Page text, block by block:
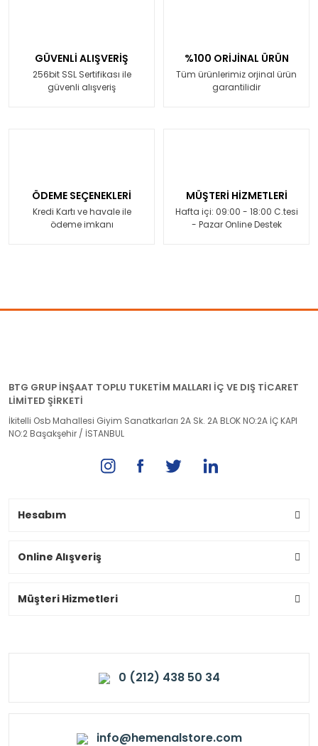
GÜVENLİ ALIŞVERİŞ
256bit SSL Sertifikası ile
güvenli alışveriş
%100 ORİJİNAL ÜRÜN
Tüm ürünlerimiz orjinal ürün
garantilidir
ÖDEME SEÇENEKLERİ
Kredi Kartı ve havale ile
ödeme imkanı
MÜŞTERİ HİZMETLERİ
Hafta içi: 09:00 - 18:00 C.tesi
- Pazar Online Destek
BTG GRUP İNŞAAT TOPLU TUKETİM MALLARI İÇ VE DIŞ TİCARET
LİMİTED ŞİRKETİ
İkitelli Osb Mahallesi Giyim Sanatkarları 2A Sk. 2A BLOK NO:2A İÇ KAPI
NO:2 Başakşehir / İSTANBUL
Hesabım
Online Alışveriş
Müşteri Hizmetleri
0 (212) 438 50 34
info@hemenalstore.com